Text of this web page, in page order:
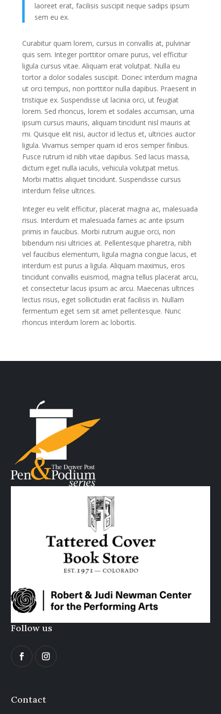
laoreet erat, facilisis suscipit neque sadips ipsum
sem eu ex.
Curabitur quam lorem, cursus in convallis at, pulvinar
quis sem. Integer porttitor ornare purus, vel efficitur
ligula cursus vitae. Aliquam erat volutpat. Nulla eu
tortor a dolor sodales suscipit. Donec interdum magna
ut orci tempus, non porttitor nulla dapibus. Praesent in
tristique ex. Suspendisse ut lacinia orci, ut feugiat
lorem. Sed rhoncus, lorem et sodales accumsan, urna
ipsum cursus mauris, aliquam tincidunt nisl mauris at
mi. Quisque elit nisi, auctor id lectus et, ultricies auctor
ligula. Vivamus semper quam id eros semper finibus.
Fusce rutrum id nibh vitae dapibus. Sed lacus massa,
dictum eget nulla iaculis, vehicula volutpat metus.
Morbi mattis aliquet tincidunt. Suspendisse cursus
interdum felise ultrices.
Integer eu velit efficitur, placerat magna ac, malesuada
risus. Interdum et malesuada fames ac ante ipsum
primis in faucibus. Morbi rutrum augue orci, non
bibendum nisi ultricies at. Pellentesque pharetra, nibh
vel faucibus elementum, ligula magna congue lacus, et
interdum est purus a ligula. Aliquam maximus, eros
tincidunt convallis euismod, magna tellus placerat arcu,
et consectetur lacus ipsum ac arcu. Maecenas ultrices
lectus risus, eget sollicitudin erat facilisis in. Nullam
fermentum eget sem sit amet pellentesque. Nunc
rhoncus interdum lorem ac lobortis.
Follow us
Contact